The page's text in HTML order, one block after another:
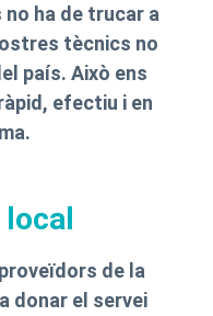
ha de trucar a
tècnics no
país. Això ens
efectiu i en
local
de la
donar el servei